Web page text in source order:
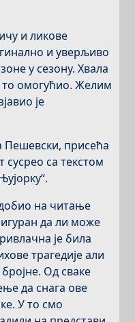
и ликове
и уверљиво
у сезону. Хвала
то омогућио. Желим
је
Пешевски, присећа
сусрео са текстом
на читање
да ли може
је била
трагедије али
Од сваке
да снага ове
У то смо